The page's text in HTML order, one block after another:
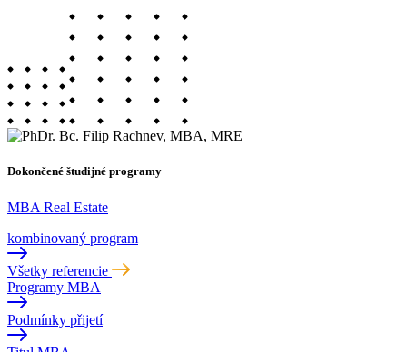
Dokončené študijné programy
MBA Real Estate
kombinovaný program
Všetky referencie
Programy MBA
Podmínky přijetí